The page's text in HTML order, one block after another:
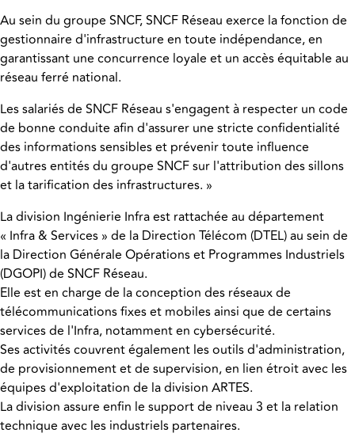
Au sein du groupe SNCF, SNCF Réseau exerce la fonction de
gestionnaire d'infrastructure en toute indépendance, en
garantissant une concurrence loyale et un accès équitable au
réseau ferré national.
Les salariés de SNCF Réseau s'engagent à respecter un code
de bonne conduite afin d'assurer une stricte confidentialité
des informations sensibles et prévenir toute influence
d'autres entités du groupe SNCF sur l'attribution des sillons
et la tarification des infrastructures. »
La division Ingénierie Infra est rattachée au département
« Infra & Services » de la Direction Télécom (DTEL) au sein de
la Direction Générale Opérations et Programmes Industriels
(DGOPI) de SNCF Réseau.
Elle est en charge de la conception des réseaux de
télécommunications fixes et mobiles ainsi que de certains
services de l'Infra, notamment en cybersécurité.
Ses activités couvrent également les outils d'administration,
de provisionnement et de supervision, en lien étroit avec les
équipes d'exploitation de la division ARTES.
La division assure enfin le support de niveau 3 et la relation
technique avec les industriels partenaires.